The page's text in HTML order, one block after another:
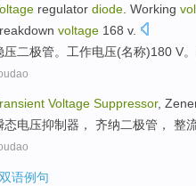
regulator diode Working
voltage 168 v.
压二极管。 工作电压(名称)180 V。
Voltage Suppressor,
态电压抑制器 ， 齐纳二极管 ， 整
语例句